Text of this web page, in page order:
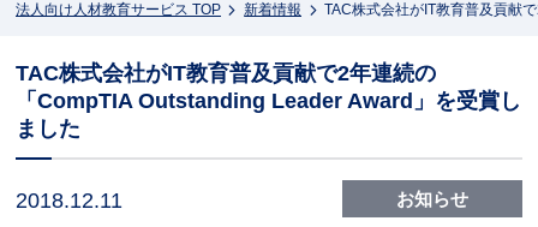
法人向け人材教育サービス TOP 新着情報 TAC株式会社がIT教育普及貢献
TAC株式会社がIT教育普及貢献で2年連続の
「CompTIA Outstanding Leader Award」を受賞し
ました
お知らせ
2018.12.11